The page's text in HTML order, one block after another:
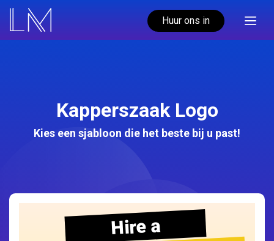
Huur ons in
Kapperszaak Logo
Kies een sjabloon die het beste bij u past!
Hire a